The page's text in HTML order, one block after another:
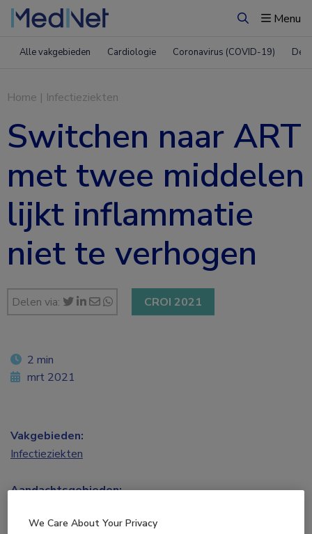
ZoekenMenu
Alle vakgebieden Cardiologie Coronavirus (COVID-19)
Home | Infectieziekten
Switchen naar ART
met twee middelen
lijkt inflammatie
niet te verhogen
Delen via: CROI 2021
2 min
mrt 2021
Vakgebieden:
Infectieziekten
Aandachtsgebieden:
We Care About Your Privacy